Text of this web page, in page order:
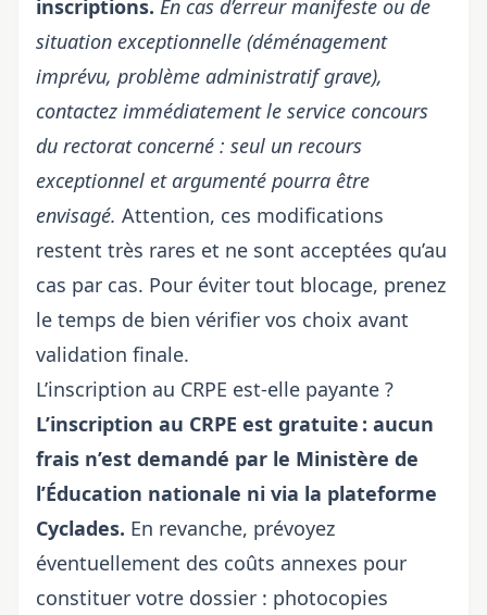
inscriptions. En cas d’erreur manifeste ou de
situation exceptionnelle (déménagement
imprévu, problème administratif grave),
contactez immédiatement le service concours
du rectorat concerné : seul un recours
exceptionnel et argumenté pourra être
envisagé. Attention, ces modifications
restent très rares et ne sont acceptées qu’au
cas par cas. Pour éviter tout blocage, prenez
le temps de bien vérifier vos choix avant
validation finale.
L’inscription au CRPE est-elle payante ?
L’inscription au CRPE est gratuite : aucun
frais n’est demandé par le Ministère de
l’Éducation nationale ni via la plateforme
Cyclades. En revanche, prévoyez
éventuellement des coûts annexes pour
constituer votre dossier : photocopies